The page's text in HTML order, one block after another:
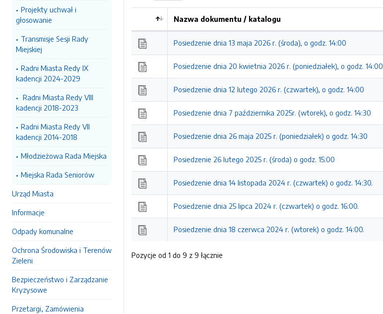
Projekty uchwał i
głosowanie
Transmisje Sesji Rady
Miejskiej
Radni Miasta Redy IX
kadencji 2024-2029
Radni Miasta Redy VIII
kadencji 2018-2023
Radni Miasta Redy VII
kadencji 2014-2018
Młodzieżowa Rada Miejska
Miejska Rada Seniorów
Urząd Miasta
Informacje
Odpady komunalne
Ochrona Środowiska i Terenów
Zieleni
Bezpieczeństwo i Zarządzanie
Kryzysowe
Przetargi, Zamówienia
Kolejność
Nazwa dokumentu / katalogu
Posiedzenie dnia 13 maja 2026 r. (środa), o godz. 14:00
Posiedzenie dnia 20 kwietnia 2026 r. (poniedziałek), o godz. 14:00
Posiedzenie dnia 12 lutego 2026 r. (czwartek), o godz. 14:00
Posiedzenie dnia 7 października 2025r. (wtorek), o godz. 14:30
Posiedzenie dnia 26 maja 2025 r. (poniedziałek) o godz. 14:30
Posiedzenie 26 lutego 2025 r. (środa) o godz. 15:00
Posiedzenie dnia 14 listopada 2024 r. (czwartek) o godz. 14:30.
Posiedzenie dnia 25 lipca 2024 r. (czwartek) o godz. 16:00.
Posiedzenie dnia 18 czerwca 2024 r. (wtorek) o godz. 14:00.
Pozycje od 1 do 9 z 9 łącznie